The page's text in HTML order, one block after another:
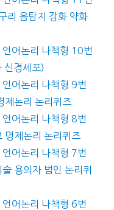
리 음탐지 강화 약화
어논리 나책형 10번
신경세포)
어논리 나책형 9번
제논리 논리퀴즈
어논리 나책형 8번
명제논리 논리퀴즈
어논리 나책형 7번
용의자 범인 논리퀴
어논리 나책형 6번